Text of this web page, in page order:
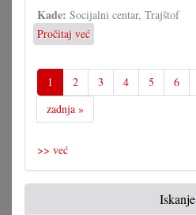
Kade: Socijalni centar, Trajštof
Pročitaj već
Predavanje
Michaela
Hirschlera
"Lingua
kot
1 2 3 4 5 6
zadnja »
>> već
Iskanje